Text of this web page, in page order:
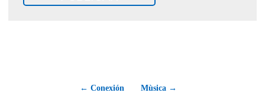
← Conexión Mùsica →